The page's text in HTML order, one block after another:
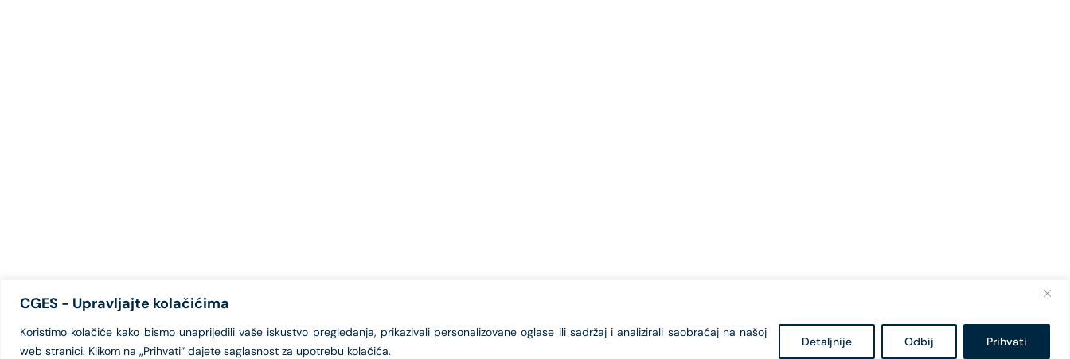
CGES - Upravljajte kolačićima
Koristimo kolačiće kako bismo unaprijedili vaše iskustvo pregledanja, prikazivali personalizovane oglase ili sadržaj i analizirali saobraćaj na našoj
web stranici. Klikom na „Prihvati“ dajete saglasnost za upotrebu kolačića.
Detaljnije Odbij Prihvati